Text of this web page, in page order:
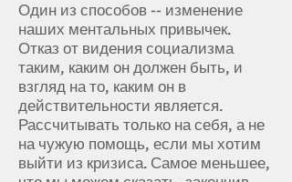
Один из способов -- изменение
наших ментальных привычек.
Отказ от видения социализма
таким, каким он должен быть, и
взгляд на то, каким он в
действительности является.
Рассчитывать только на себя, а не
на чужую помощь, если мы хотим
выйти из кризиса. Самое меньшее,